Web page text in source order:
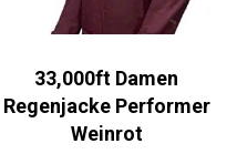
33,000ft Damen
Regenjacke Performer